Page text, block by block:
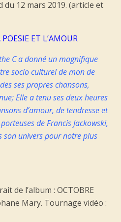
12 mars 2019. (article et
ET L’AMOUR
C a donné un magnifique
socio culturel de mon de
ses propres chansons,
Elle a tenu ses deux heures
d’amour, de tendresse et
de Francis Jackowski,
son univers pour notre plus
de l’album : OCTOBRE
Mary. Tournage vidéo :